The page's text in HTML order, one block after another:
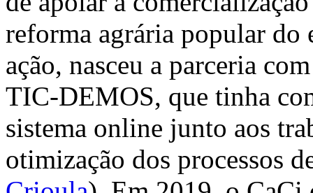
reforma agrária popular do
ação, nasceu a parceria
TIC-DEMOS, que tinha
sistema online junto aos
otimização dos processos